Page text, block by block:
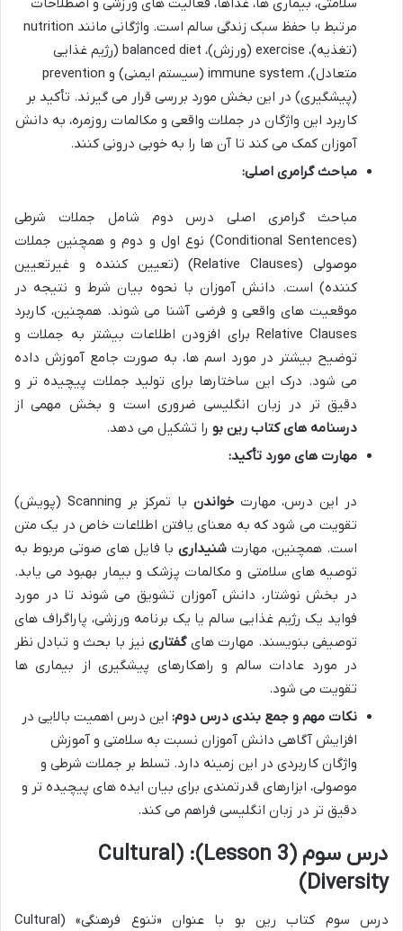
سلامتی، بیماری ها، غذاها، فعالیت های ورزشی و اصطلاحات
مرتبط با حفظ سبک زندگی سالم است. واژگانی مانند nutrition
(تغذیه)، exercise (ورزش)، balanced diet (رژیم غذایی
متعادل)، immune system (سیستم ایمنی) و prevention
(پیشگیری) در این بخش مورد بررسی قرار می گیرند. تأکید بر
کاربرد این واژگان در جملات واقعی و مکالمات روزمره، به دانش
آموزان کمک می کند تا آن ها را به خوبی درونی کنند.
مباحث گرامری اصلی:
مباحث گرامری اصلی درس دوم شامل جملات شرطی
(Conditional Sentences) نوع اول و دوم و همچنین جملات
موصولی (Relative Clauses) (تعیین کننده و غیرتعیین
کننده) است. دانش آموزان با نحوه بیان شرط و نتیجه در
موقعیت های واقعی و فرضی آشنا می شوند. همچنین، کاربرد
Relative Clauses برای افزودن اطلاعات بیشتر به جملات و
توضیح بیشتر در مورد اسم ها، به صورت جامع آموزش داده
می شود. درک این ساختارها برای تولید جملات پیچیده تر و
دقیق تر در زبان انگلیسی ضروری است و بخش مهمی از
درسنامه های کتاب رین بو را تشکیل می دهد.
مهارت های مورد تأکید:
در این درس، مهارتخواندن
با تمرکز بر Scanning (پویش)
تقویت می شود که به معنای یافتن اطلاعات خاص در یک متن
است. همچنین، مهارت شنیداریبا فایل های صوتی مربوط به
توصیه های سلامتی و مکالمات پزشک و بیمار بهبود می یابد.
در بخش نوشتار، دانش آموزان تشویق می شوند تا در مورد
فواید یک رژیم غذایی سالم یا یک برنامه ورزشی، پاراگراف های
توصیفی بنویسند. مهارت هایگفتارینیز با بحث و تبادل نظر
در مورد عادات سالم و راهکارهای پیشگیری از بیماری ها
تقویت می شود.
نکات مهم و جمع بندی درس دوم: این درس اهمیت بالایی در
افزایش آگاهی دانش آموزان نسبت به سلامتی و آموزش
واژگان کاربردی در این زمینه دارد. تسلط بر جملات شرطی و
موصولی، ابزارهای قدرتمندی برای بیان ایده های پیچیده تر و
دقیق تر در زبان انگلیسی فراهم می کند.
درس سوم (Lesson 3): (Cultural
Diversity)
درس سوم کتاب رین بو با عنوان «تنوع فرهنگی» (Cultural